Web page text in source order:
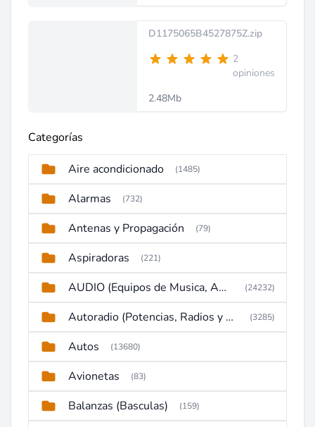
D1175065B4527875Z.zip
2
opiniones
2.48Mb
Categorías
Aire acondicionado (1485)
Alarmas (732)
Antenas y Propagación (79)
Aspiradoras (221)
AUDIO (Equipos de Musica, Amplificadores, Reproductores, Etc) (24232)
Autoradio (Potencias, Radios y DVD) (3285)
Autos (13680)
Avionetas (83)
Balanzas (Basculas) (159)